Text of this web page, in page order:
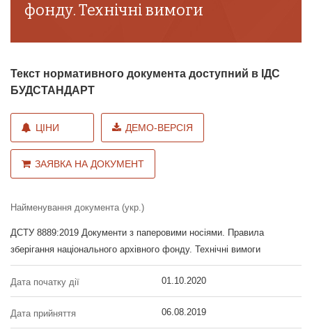
фонду. Технічні вимоги
Текст нормативного документа доступний в ІДС
БУДСТАНДАРТ
ЦІНИ ДЕМО-ВЕРСІЯ
ЗАЯВКА НА ДОКУМЕНТ
Найменування документа (укр.)
ДСТУ 8889:2019 Документи з паперовими носіями. Правила
зберігання національного архівного фонду. Технічні вимоги
Дата початку дії 01.10.2020
Дата прийняття 06.08.2019